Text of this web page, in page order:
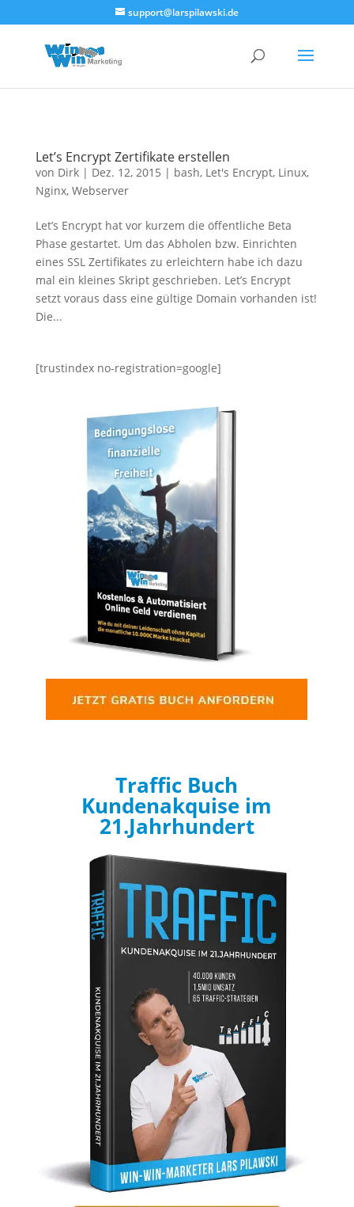
support@larspilawski.de
Let’s Encrypt Zertifikate erstellen
von Dirk| Dez. 12, 2015 | bash, Let's Encrypt, Linux,
Nginx, Webserver
Let’s Encrypt hat vor kurzem die öffentliche Beta
Phase gestartet. Um das Abholen bzw. Einrichten
eines SSL Zertifikates zu erleichtern habe ich dazu
mal ein kleines Skript geschrieben. Let’s Encrypt
setzt voraus dass eine gültige Domain vorhanden ist!
Die...
[trustindex no-registration=google]
Traffic Buch
Kundenakquise im
21.Jahrhundert